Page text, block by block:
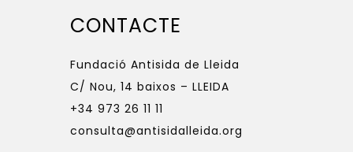
CONTACTE
Fundació Antisida de Lleida
C/ Nou, 14 baixos – LLEIDA
+34 973 26 11 11
consulta@antisidalleida.org